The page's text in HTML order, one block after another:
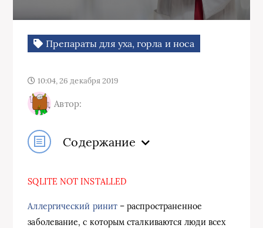
Препараты для уха, горла и носа
10:04, 26 декабря 2019
Автор:
Содержание
SQLITE NOT INSTALLED
Аллергический ринит– распространенное
заболевание, с которым сталкиваются люди всех